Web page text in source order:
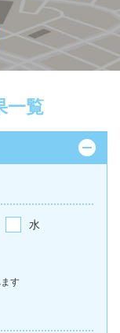
一覧
水
す